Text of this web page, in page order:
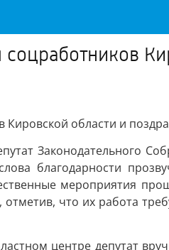
Кировской области и
Законодательного
благодарности
мероприятия
что их работа
центре депутат